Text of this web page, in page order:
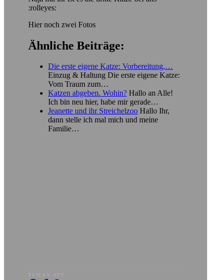
:rolleyes:
Hier noch zwei Fotos
Ähnliche Beiträge:
Die erste eigene Katze: Vorbereitung,…
Einzug & Haltung Die erste eigene Katze:
Vom Traum zum…
Katzen abgeben. Wohin? Hallo an Alle!
Ich bin neu hier, habe mir gerade…
Jeanette und ihr Streichelzoo Hallo Ihr,
dann stelle ich mal mich und meine
Familie…